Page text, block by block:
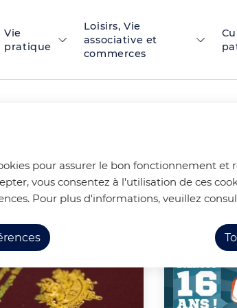
pour assurer le bon fonctionnement et
vous consentez à l'utilisation de ces
Pour plus d'informations, veuillez
principal
Skip to site map
Vie
pratique
Loisirs, Vie
associative et
commerces